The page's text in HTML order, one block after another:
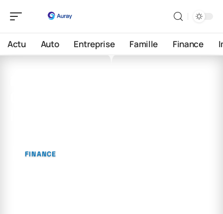
Actu Auto Entreprise Famille Finance
FINANCE